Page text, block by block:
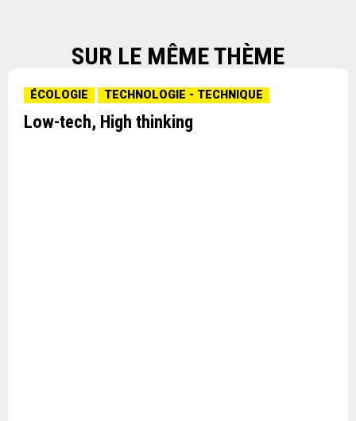
SUR LE MÊME THÈME
ÉCOLOGIE TECHNOLOGIE - TECHNIQUE
Low-tech, High thinking